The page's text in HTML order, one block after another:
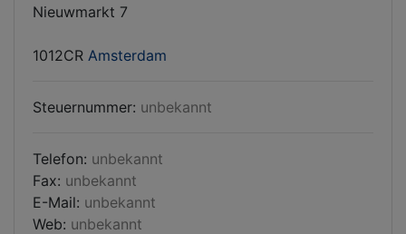
Nieuwmarkt 7
1012CR Amsterdam
Steuernummer: unbekannt
Telefon: unbekannt
Fax: unbekannt
E-Mail: unbekannt
Web: unbekannt